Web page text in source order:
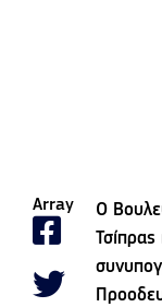
Array
Ο